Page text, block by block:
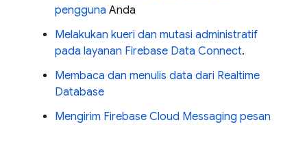
pengguna Anda
Melakukan kueri dan mutasi administratif
pada layanan Firebase Data Connect.
Membaca dan menulis data dari Realtime
Database
Mengirim Firebase Cloud Messaging pesan